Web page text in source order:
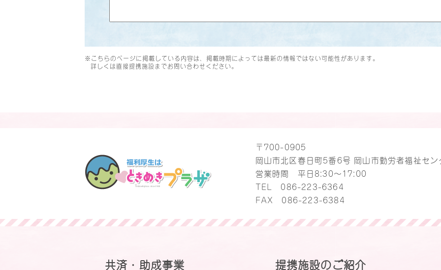
※こちらのページに掲載している内容は、掲載時期によっては最新の情報ではない可能性があります。
詳しくは直接提携施設までお問い合わせください。
〒700-0905
岡山市北区春日町5番6号 岡山市勤労者福祉セ
営業時間 平日8:30～17:00
TEL 086-223-6364
FAX 086-223-6384
共済・助成事業 提携施設のご紹介